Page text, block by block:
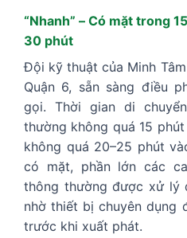
“Nhanh” – Có mặt trong
30 phút
Đội kỹ thuật của Minh
Quận 6, sẵn sàng điều
gọi. Thời gian di
thường không quá 15
không quá 20–25 phút
có mặt, phần lớn các
thông thường được xử lý
nhờ thiết bị chuyên dụng
trước khi xuất phát.